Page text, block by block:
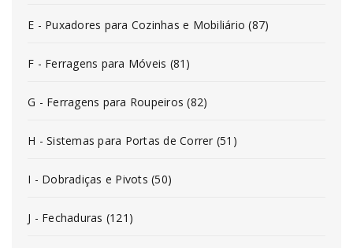
E - Puxadores para Cozinhas e Mobiliário (87)
F - Ferragens para Móveis (81)
G - Ferragens para Roupeiros (82)
H - Sistemas para Portas de Correr (51)
I - Dobradiças e Pivots (50)
J - Fechaduras (121)